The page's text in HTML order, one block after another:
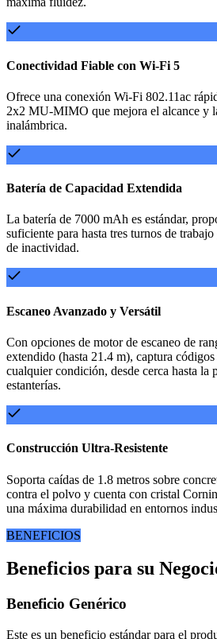
Conectividad Fiable con Wi-Fi 5
Ofrece una conexión Wi-Fi 802.11ac
2x2 MU-MIMO que mejora el alcance y
inalámbrica.
Batería de Capacidad Extendida
La batería de 7000 mAh es estándar,
suficiente para hasta tres turnos de
de inactividad.
Escaneo Avanzado y Versátil
Con opciones de motor de escaneo de
extendido (hasta 21.4 m), captura
cualquier condición, desde cerca hasta la
estanterías.
Construcción Ultra-Resistente
Soporta caídas de 1.8 metros sobre
contra el polvo y cuenta con cristal
una máxima durabilidad en entornos
BENEFICIOS
Beneficios para su
Beneficio Genérico
Este es un beneficio estándar para el